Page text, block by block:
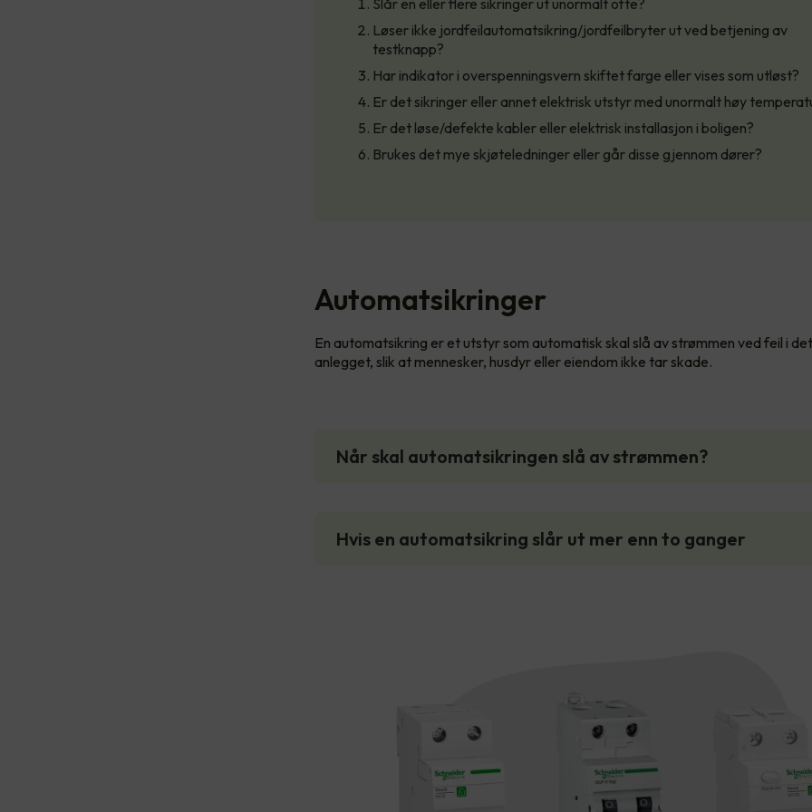
Løser ikke jordfeilautomatsikring/jordfeilbryter ut ved betjening av
testknapp?
Har indikator i overspenningsvern skiftet farge eller vises som utløst?
Er det sikringer eller annet elektrisk utstyr med unormalt høy
Er det løse/defekte kabler eller elektrisk installasjon i boligen?
Brukes det mye skjøteledninger eller går disse gjennom dører?
Automatsikringer
En automatsikring er et utstyr som automatisk skal slå av strømmen ved feil i
anlegget, slik at mennesker, husdyr eller eiendom ikke tar skade.
Når skal automatsikringen slå av strømmen?
Hvis en automatsikring slår ut mer enn to ganger